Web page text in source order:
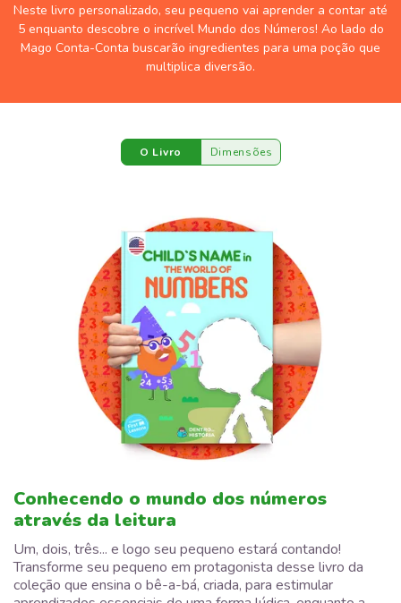
Neste livro personalizado, seu pequeno vai aprender a contar até
5 enquanto descobre o incrível Mundo dos Números! Ao lado do
Mago Conta-Conta buscarão ingredientes para uma poção que
multiplica diversão.
O Livro Dimensões
Conhecendo o mundo dos números
através da leitura
Um, dois, três... e logo seu pequeno estará contando!
Transforme seu pequeno em protagonista desse livro da
coleção que ensina o bê-a-bá, criada, para estimular